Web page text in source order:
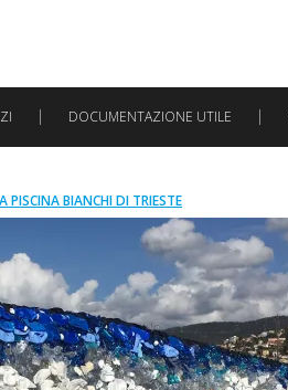
DOCUMENTAZIONE UTILE
PISCINA BIANCHI DI TRIESTE